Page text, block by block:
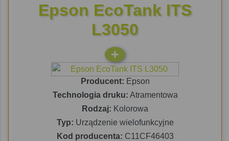
Epson EcoTank ITS
L3050
Producent: Epson
Technologia druku: Atramentowa
Rodzaj: Kolorowa
Typ: Urządzenie wielofunkcyjne
Kod producenta: C11CF46403